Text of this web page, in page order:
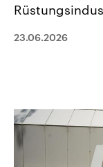
Landtagswahl
2026
Sachsen-Anhalt
Bundesland von
und Hintergründe
und Kandidaten
Sendungen
Audio-Archiv
23.06.2026